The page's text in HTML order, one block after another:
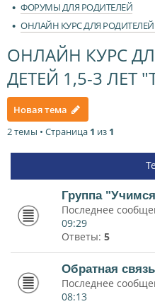
ФОРУМЫ ДЛЯ РОДИТЕЛЕЙ
ОНЛАЙН КУРС ДЛЯ РОДИТЕЛЕЙ
ОНЛАЙН КУРС
ДЕТЕЙ 1,5-3 ЛЕТ
Новая тема
2 темы • Страница 1 из 1
Группа
Последнее
09:29
Ответы: 5
Обратная связь
Последнее
08:13